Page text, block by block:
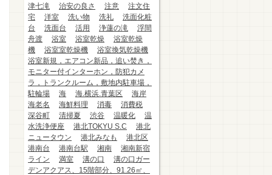
津七滝
治安の良さ 注意
注文住
宅
洋室 洗い物 洗礼
洗面化粧
台
洗面台 活用 浄蓮の滝
浮間
舟渡
浴室 浴室乾燥
浴室乾燥
機
浴室室乾燥機
浴室換気乾燥機
浴室新規，エアコン新品，追い焚き，
モニター付インターホン，防犯カメ
ラ，トランクルーム，敷地内駐車場，
駐輪場
海 海.横浜.青葉区
海岸
海老名
海鮮料理 消毒
消費税
深谷町
清掃夏 渋谷 温暖化
温
水洗浄便座
港北TOKYU S.C
港北
ニュータウン
港北みなも
港北区
港南台
港南台駅 湘南
湘南新宿
ライン
満室 溝の口
溝の口ガー
デンアクアス、15階部分、91.26㎡、